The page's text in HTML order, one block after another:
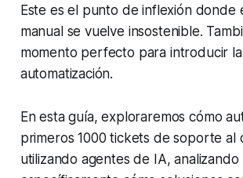
Este es el punto de inflexión donde
manual se vuelve insostenible.
momento perfecto para introducir la
automatización.
En esta guía, exploraremos cómo
primeros 1000 tickets de soporte al
utilizando agentes de IA, analizando